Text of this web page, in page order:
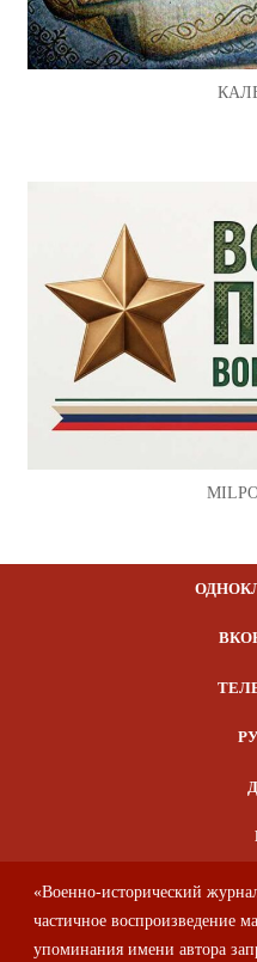
«Военно-исторический
частичное воспроизведение
упоминания имени автора